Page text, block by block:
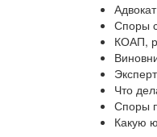
Споры
КОАП,
Что
Споры
Какую